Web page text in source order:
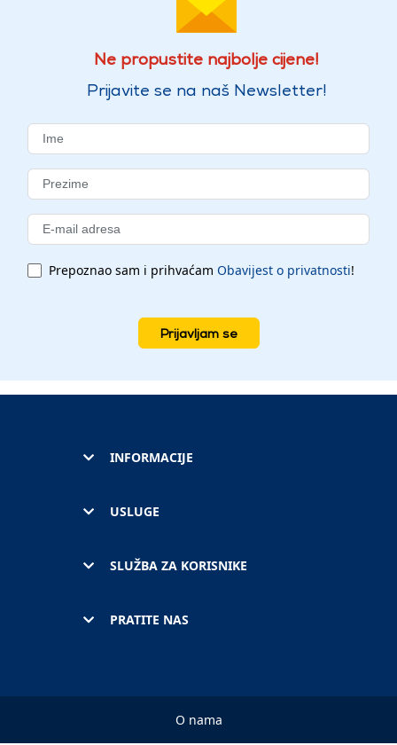
Ne propustite najbolje cijene!
Prijavite se na naš Newsletter!
Prepoznao sam i prihvaćam Obavijest o privatnosti!
Prijavljam se
INFORMACIJE
USLUGE
SLUŽBA ZA KORISNIKE
PRATITE NAS
O nama